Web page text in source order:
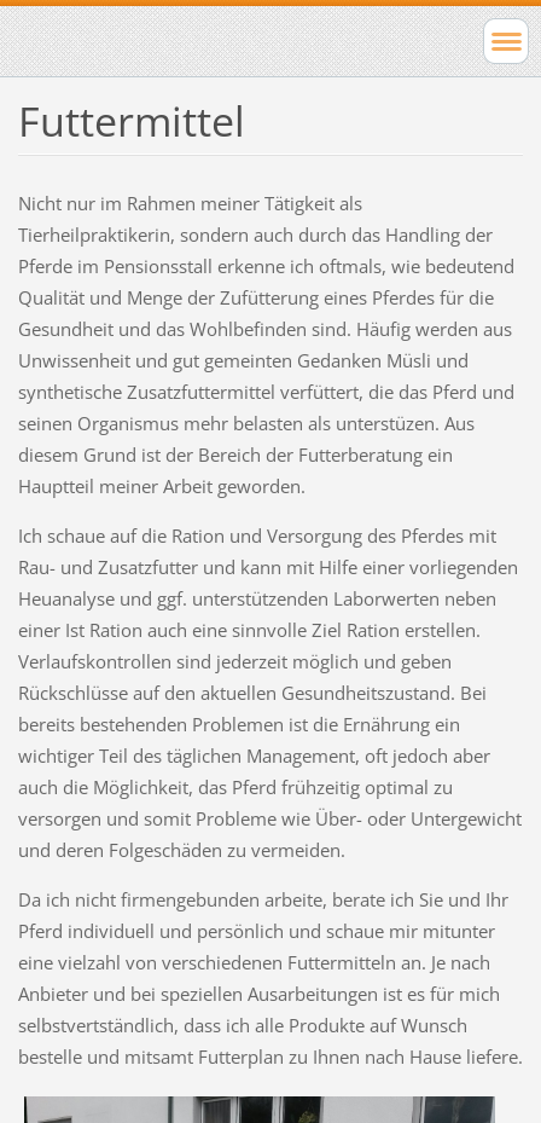
Futtermittel
Nicht nur im Rahmen meiner Tätigkeit als
Tierheilpraktikerin, sondern auch durch das Handling der
Pferde im Pensionsstall erkenne ich oftmals, wie bedeutend
Qualität und Menge der Zufütterung eines Pferdes für die
Gesundheit und das Wohlbefinden sind. Häufig werden aus
Unwissenheit und gut gemeinten Gedanken Müsli und
synthetische Zusatzfuttermittel verfüttert, die das Pferd und
seinen Organismus mehr belasten als unterstüzen. Aus
diesem Grund ist der Bereich der Futterberatung ein
Hauptteil meiner Arbeit geworden.
Ich schaue auf die Ration und Versorgung des Pferdes mit
Rau- und Zusatzfutter und kann mit Hilfe einer vorliegenden
Heuanalyse und ggf. unterstützenden Laborwerten neben
einer Ist Ration auch eine sinnvolle Ziel Ration erstellen.
Verlaufskontrollen sind jederzeit möglich und geben
Rückschlüsse auf den aktuellen Gesundheitszustand. Bei
bereits bestehenden Problemen ist die Ernährung ein
wichtiger Teil des täglichen Management, oft jedoch aber
auch die Möglichkeit, das Pferd frühzeitig optimal zu
versorgen und somit Probleme wie Über- oder Untergewicht
und deren Folgeschäden zu vermeiden.
Da ich nicht firmengebunden arbeite, berate ich Sie und Ihr
Pferd individuell und persönlich und schaue mir mitunter
eine vielzahl von verschiedenen Futtermitteln an. Je nach
Anbieter und bei speziellen Ausarbeitungen ist es für mich
selbstvertständlich, dass ich alle Produkte auf Wunsch
bestelle und mitsamt Futterplan zu Ihnen nach Hause liefere.